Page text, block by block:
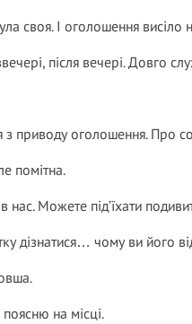
своя. І оголошення висіло
після вечері. Довго
з приводу оголошення. Про
помітна.
Можете під’їхати
дізнатися… чому ви його
на місці.